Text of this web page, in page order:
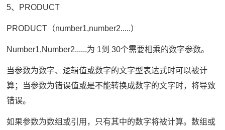
5、PRODUCT
PRODUCT（number1,number2.....）
Number1,Number2......为 1到 30个需要相乘的数字参数。
当参数为数字、逻辑值或数字的文字型表达式时可以被计
算；当参数为错误值或是不能转换成数字的文字时，将导致
错误。
如果参数为数组或引用，只有其中的数字将被计算。数组或